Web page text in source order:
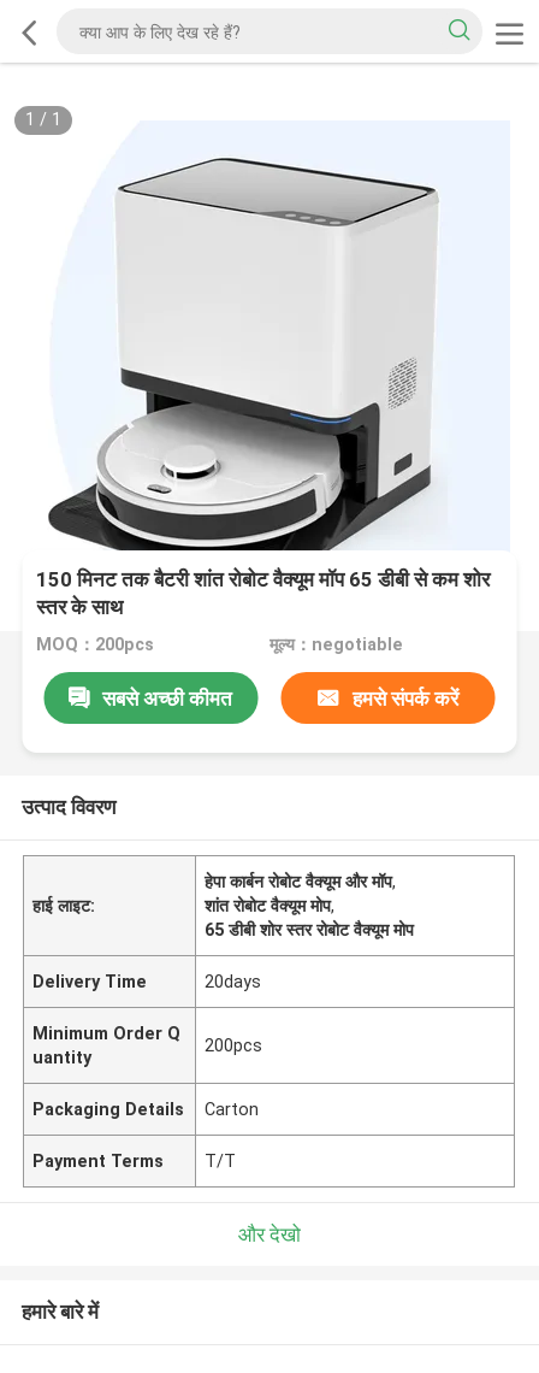
1 / 1
150 मिनट तक बैटरी शांत रोबोट वैक्यूम मॉप 65 डीबी से कम शोर
स्तर के साथ
MOQ：200pcs मूल्य：negotiable
सबसे अच्छी कीमत हमसे संपर्क करें
उत्पाद विवरण
हाई लाइट:
हेपा कार्बन रोबोट वैक्यूम और मॉप,
शांत रोबोट वैक्यूम मोप,
65 डीबी शोर स्तर रोबोट वैक्यूम मोप
Delivery Time 20days
Minimum Order Q
uantity
200pcs
Packaging Details Carton
Payment Terms T/T
और देखो
हमारे बारे में